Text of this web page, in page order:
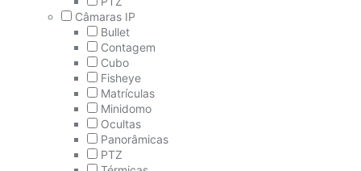
Câmaras IP
Bullet
Contagem
Cubo
Fisheye
Matrículas
Minidomo
Ocultas
Panorâmicas
PTZ